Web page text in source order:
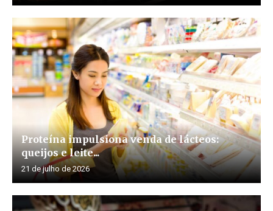
Proteína impulsiona venda de lácteos:
queijos e leite...
21 de julho de 2026